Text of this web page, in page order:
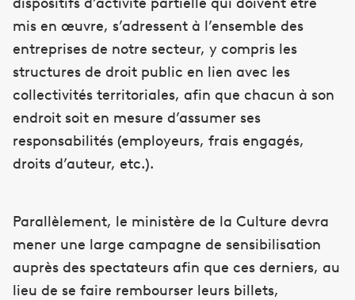
dispositifs d’activité partielle qui doivent être
mis en œuvre, s’adressent à l’ensemble des
entreprises de notre secteur, y compris les
structures de droit public en lien avec les
collectivités territoriales, afin que chacun à son
endroit soit en mesure d’assumer ses
responsabilités (employeurs, frais engagés,
droits d’auteur, etc.).
Parallèlement, le ministère de la Culture devra
mener une large campagne de sensibilisation
auprès des spectateurs afin que ces derniers, au
lieu de se faire rembourser leurs billets,